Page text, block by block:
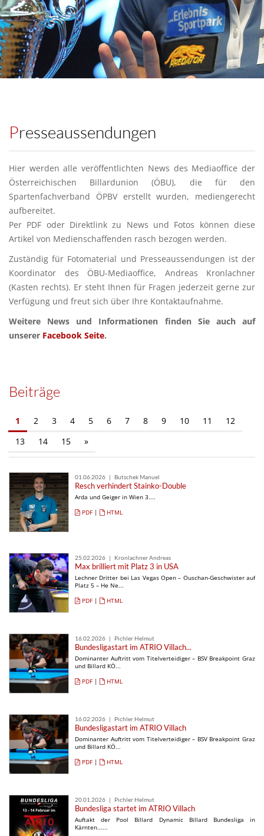
Presseaussendungen
Hier werden alle veröffentlichten News des Mediaoffice der
Österreichischen Billardunion (ÖBU), die für den
Spartenfachverband ÖPBV erstellt wurden, mediengerecht
aufbereitet.
Per PDF oder Direktlink zu News und Fotos können diese
Artikel von Medienschaffenden rasch bezogen werden.
Zuständig für Fotomaterial und Presseaussendungen ist der
Koordinator des ÖBU-Mediaoffice, Andreas Kronlachner
(Kasten rechts). Er steht Ihnen für Fragen jederzeit gerne zur
Verfügung und freut sich über Ihre Kontaktaufnahme.
Weitere News und Informationen finden Sie auch auf
unserer Facebook Seite.
Beiträge
1 2 3 4 5 6 7 8 9 10 11
12
13
14 15 »
01.06.2026 | Butschek Manuel
Resch verhindert Stainko-Double
Arda und Geiger in Wien 3....
PDF | HTML
25.02.2026 | Kronlachner Andreas
Max brilliert mit Platz 3 in USA
Lechner Dritter bei Las Vegas Open – Ouschan-Geschwister auf
Platz 5 – He Ne...
PDF | HTML
16.02.2026 | Pichler Helmut
Bundesligastart im ATRIO Villach...
Dominanter Auftritt vom Titelverteidiger – BSV Breakpoint Graz
und Billard KÖ...
PDF | HTML
16.02.2026 | Pichler Helmut
Bundesligastart im ATRIO Villach
Dominanter Auftritt vom Titelverteidiger – BSV Breakpoint Graz
und Billard KÖ...
PDF | HTML
20.01.2026 | Pichler Helmut
Bundesliga startet im ATRIO Villach
Auftakt der Pool Billard Dynamic Billard Bundesliga in
Kärnten......